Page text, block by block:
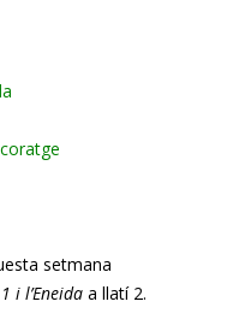
setmana
i l’Eneida a llatí 2.